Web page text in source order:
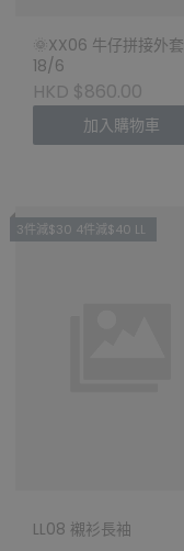
🌞XX06 牛仔拼接外套
18/6
HKD $860.00
加入購物車
3件減$30 4件減$40 LL
LL08 襯衫長袖